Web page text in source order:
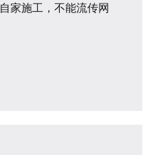
家施工，不能流传网